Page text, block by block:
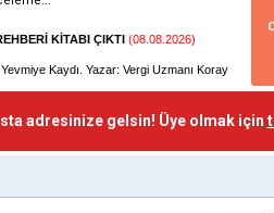
adresinize gelsin! Üye olmak için